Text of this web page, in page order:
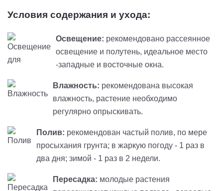
Условия содержания и ухода:
Освещение: рекомендовано рассеянное
освещение и полутень, идеальное место
-западные и восточные окна.
Влажность: рекомендована высокая
влажность, растение необходимо
регулярно опрыскивать.
Полив: рекомендован частый полив, по мере
просыхания грунта; в жаркую погоду - 1 раз в
два дня; зимой - 1 раз в 2 недели.
Пересадка: молодые растения